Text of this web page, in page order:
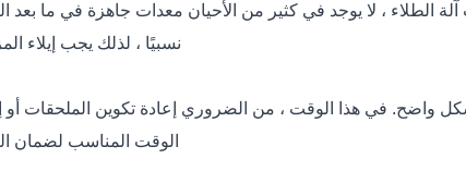
الطلاء ، لا يوجد في كثير من الأحيان معدات جاهزة في ما بعد
نسبيًا ، لذلك يجب إيلاء
واضح. في هذا الوقت ، من الضروري إعادة تكوين الملحقات
الوقت المناسب لضمان